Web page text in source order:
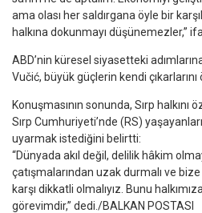
ama olası her saldırgana öyle bir
halkına dokunmayı düşünemezler,”
ABD’nin küresel siyasetteki
Vučić, büyük güçlerin kendi çıkarlarını
Konuşmasının sonunda, Sırp
Sırp Cumhuriyeti’nde (RS)
uyarmak istediğini belirtti:
“Dünyada akıl değil, delilik hâkim
çatışmalarından uzak durmalı ve
karşı dikkatli olmalıyız. Bunu
görevimdir,” dedi./BALKAN POSTASI